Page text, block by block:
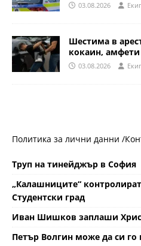
03.08.2026
Шестима в
кокаин,
03.08.2026
Политика за лични данни /
Труп на тинейджър в София
„Калашниците“
Студентски град
Иван Шишков заплаши
Петър Волгин може да си го